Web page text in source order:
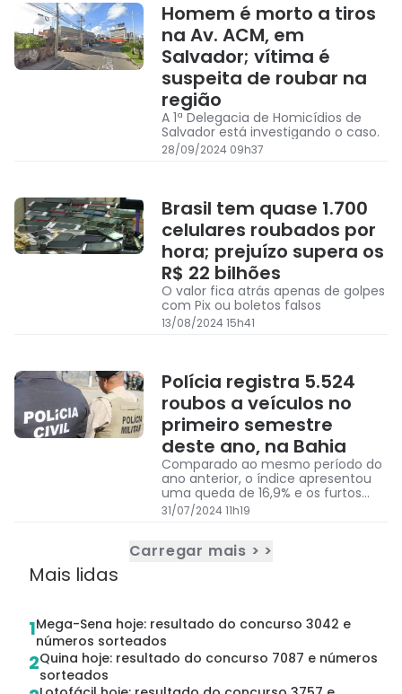
Homem é morto a tiros
na Av. ACM, em
Salvador; vítima é
suspeita de roubar na
região
A 1ª Delegacia de Homicídios de
Salvador está investigando o caso.
28/09/2024 09h37
Brasil tem quase 1.700
celulares roubados por
hora; prejuízo supera os
R$ 22 bilhões
O valor fica atrás apenas de golpes
com Pix ou boletos falsos
13/08/2024 15h41
Polícia registra 5.524
roubos a veículos no
primeiro semestre
deste ano, na Bahia
Comparado ao mesmo período do
ano anterior, o índice apresentou
uma queda de 16,9% e os furtos
tiveram diminuição de 5%.
31/07/2024 11h19
Carregar mais > >
Mais lidas
1Mega-Sena hoje: resultado do concurso 3042 e
números sorteados
2Quina hoje: resultado do concurso 7087 e números
sorteados